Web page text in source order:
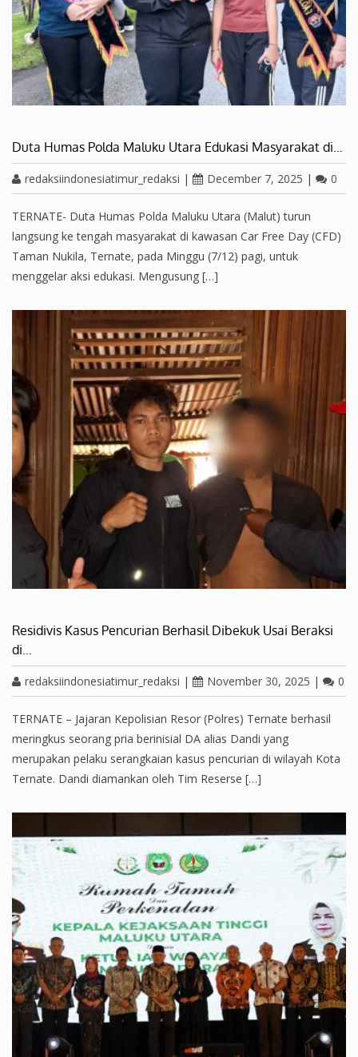
Duta Humas Polda Maluku Utara Edukasi Masyarakat di…
redaksiindonesiatimur_redaksi | December 7, 2025 | 0
TERNATE- Duta Humas Polda Maluku Utara (Malut) turun
langsung ke tengah masyarakat di kawasan Car Free Day (CFD)
Taman Nukila, Ternate, pada Minggu (7/12) pagi, untuk
menggelar aksi edukasi. Mengusung […]
Residivis Kasus Pencurian Berhasil Dibekuk Usai Beraksi
di…
redaksiindonesiatimur_redaksi | November 30, 2025 | 0
TERNATE – Jajaran Kepolisian Resor (Polres) Ternate berhasil
meringkus seorang pria berinisial DA alias Dandi yang
merupakan pelaku serangkaian kasus pencurian di wilayah Kota
Ternate. Dandi diamankan oleh Tim Reserse […]